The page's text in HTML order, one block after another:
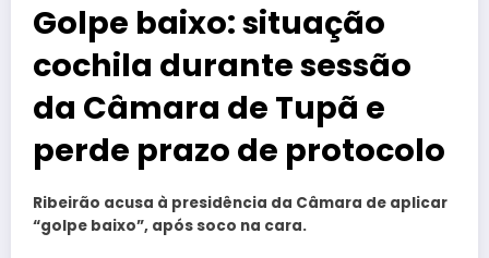
Golpe baixo: situação
cochila durante sessão
da Câmara de Tupã e
perde prazo de protocolo
Ribeirão acusa à presidência da Câmara de aplicar
“golpe baixo”, após soco na cara.